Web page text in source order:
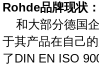
Rohde品牌现状
和大部分德国
于其产品在自己
了DIN EN ISO